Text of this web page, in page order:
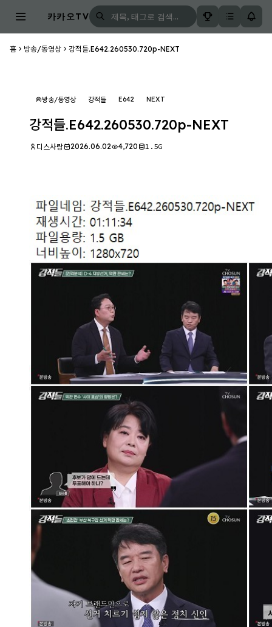
카카오TV
홈 방송/동영상 강적들.E642.260530.720p-NEXT
방송/동영상 강적들 E642 NEXT
강적들.E642.260530.720p-NEXT
디스사랑 2026.06.02 4,720 1.5G